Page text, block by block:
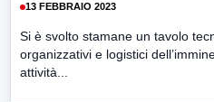
13 FEBBRAIO 2023
Si è svolto stamane un tavolo
organizzativi e logistici
attività...